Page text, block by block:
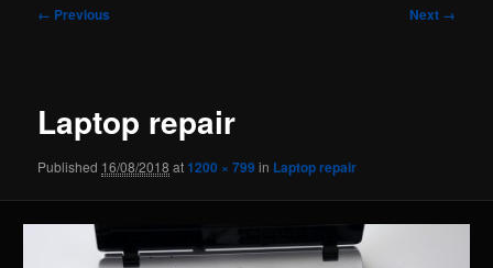
Image
← Previous Next →
Laptop repair
Published 16/08/2018 at1200 × 799 in Laptop repair